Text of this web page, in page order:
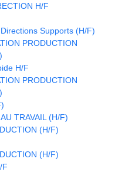
H/F
Supports (H/F)
PRODUCTION
H/F
PRODUCTION
TRAVAIL (H/F)
(H/F)
(H/F)
F